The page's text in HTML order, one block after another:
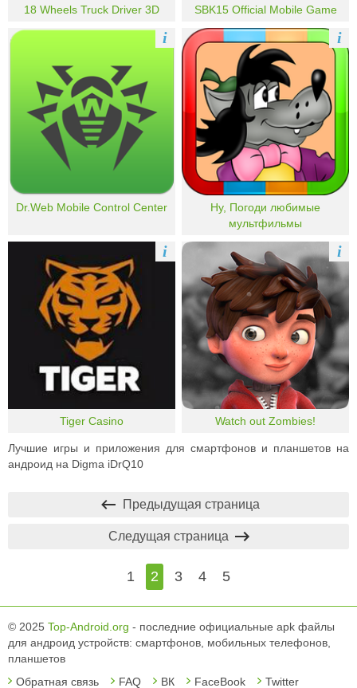
18 Wheels Truck Driver 3D SBK15 Official Mobile Game
Dr.Web Mobile Control Center
i
Ну, Погоди любимые
мультфильмы
i
Tiger Casino
i
Watch out Zombies!
i
Лучшие игры и приложения для смартфонов и планшетов на
андроид на Digma iDrQ10
Предыдущая страница
1 2 3 4 5
Следущая страница
© 2025 Top-Android.org - последние официальные apk файлы
для андроид устройств: смартфонов, мобильных телефонов,
планшетов
Обратная связь
FAQ ВК FaceBook Twitter